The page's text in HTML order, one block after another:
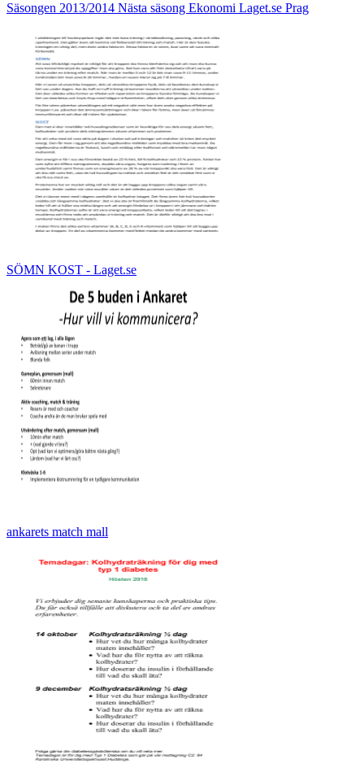
Säsongen 2013/2014 Nästa säsong Ekonomi Laget.se Prag
SÖMN KOST - Laget.se
ankarets match mall